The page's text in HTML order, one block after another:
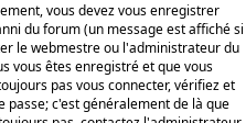
vous devez vous enregistrer
du forum (un message est affiché si
le webmestre ou l'administrateur du
vous êtes enregistré et que vous
pas vous connecter, vérifiez et
c'est généralement de là que